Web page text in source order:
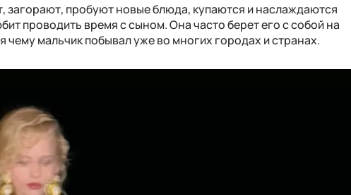
загорают, пробуют новые блюда, купаются и наслаждаются
проводить время с сыном. Она часто берет его с собой на
чему мальчик побывал уже во многих городах и странах.